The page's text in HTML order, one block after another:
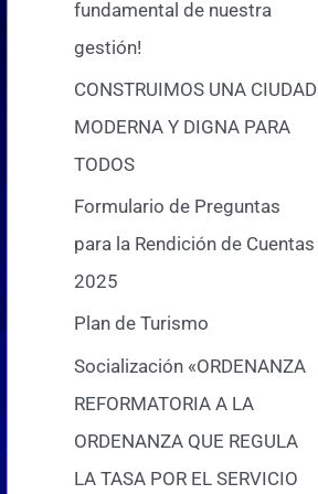
fundamental de nuestra
gestión!
CONSTRUIMOS UNA CIUDAD
MODERNA Y DIGNA PARA
TODOS
Formulario de Preguntas
para la Rendición de Cuentas
2025
Plan de Turismo
Socialización «ORDENANZA
REFORMATORIA A LA
ORDENANZA QUE REGULA
LA TASA POR EL SERVICIO